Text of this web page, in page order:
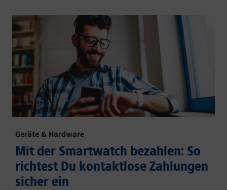
Geräte & Hardware
Mit der Smartwatch bezahlen: So
richtest Du kontaktlose Zahlungen
sicher ein